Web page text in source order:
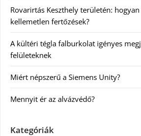
Rovarirtás Keszthely területén:
kellemetlen fertőzések?
A kültéri tégla falburkolat igényes
felületeknek
Miért népszerű a Siemens Unity?
Mennyit ér az alvázvédő?
Kategóriák